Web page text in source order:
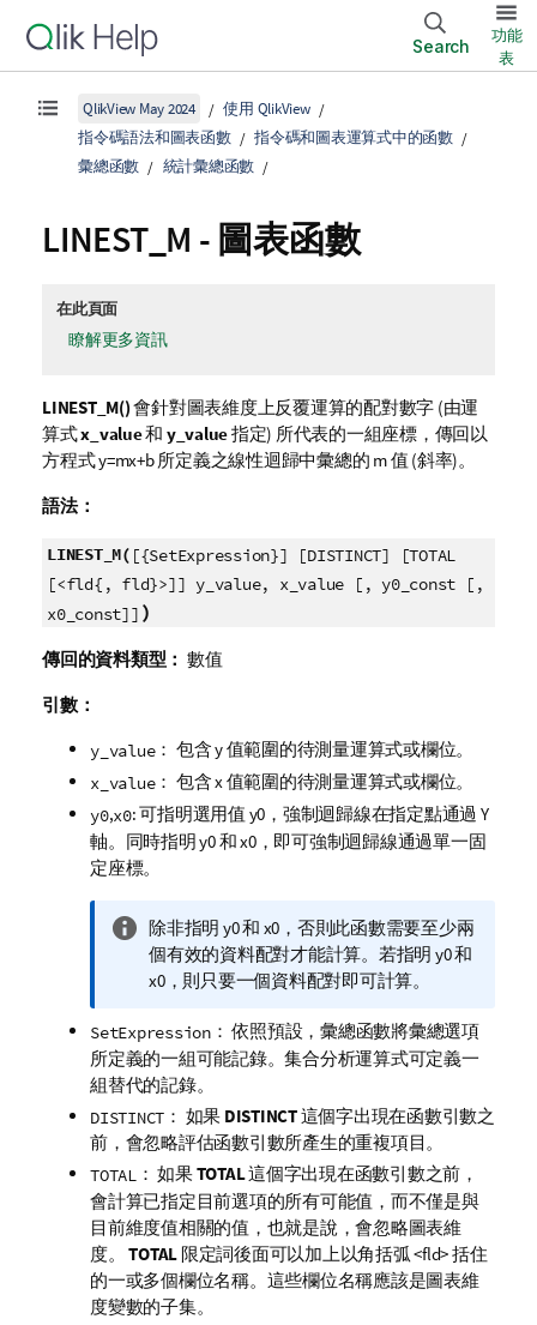
Search
功能
表
QlikView May 2024
使用 QlikView
指令碼語法和圖表函數
指令碼和圖表運算式中的函數
彙總函數
統計彙總函數
LINEST_M - 圖表函數
在此頁面
瞭解更多資訊
LINEST_M()會針對圖表維度上反覆運算的配對數字 (由運
算式x_value和 y_value指定) 所代表的一組座標，傳回以
方程式y=mx+b所定義之線性迴歸中彙總的 m值 (斜率)。
語法：
LINEST_M( [{SetExpression}] [DISTINCT] [TOTAL
[<fld{, fld}>]] y_value, x_value [, y0_const [,
x0_const]] )
傳回的資料類型： 數值
引數：
y_value： 包含y值範圍的待測量運算式或欄位。
x_value： 包含x值範圍的待測量運算式或欄位。
y0,x0: 可指明選用值 y0 ，強制迴歸線在指定點通過 Y
軸。同時指明y0和x0，即可強制迴歸線通過單一固
定座標。
資
訊
備
除非指明 y0和 x0 ，否則此函數需要至少兩
個有效的資料配對才能計算。若指明 y0和
x0，則只要一個資料配對即可計算。
SetExpression： 依照預設，彙總函數將彙總選項
所定義的一組可能記錄。集合分析運算式可定義一
組替代的記錄。
DISTINCT ： 如果 DISTINCT這個字出現在函數引數之
前，會忽略評估函數引數所產生的重複項目。
TOTAL ： 如果TOTAL這個字出現在函數引數之前，
會計算已指定目前選項的所有可能值，而不僅是與
目前維度值相關的值，也就是說，會忽略圖表維
度。TOTAL 限定詞後面可以加上以角括弧<fld>括住
的一或多個欄位名稱。這些欄位名稱應該是圖表維
度變數的子集。